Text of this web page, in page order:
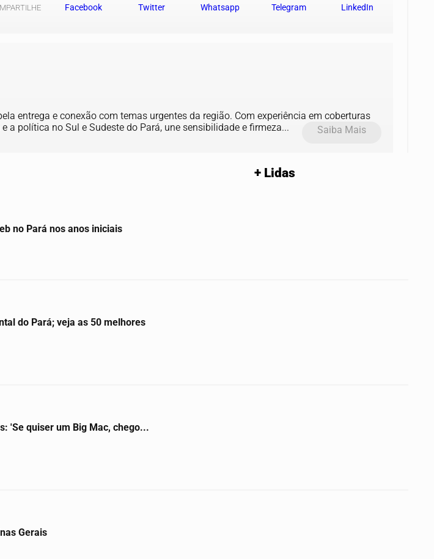
Facebook Twitter Whatsapp Telegram LinkedIn
entrega e conexão com temas urgentes da região. Com experiência em coberturas
a política no Sul e Sudeste do Pará, une sensibilidade e firmeza...
Saiba Mais
+ Lidas
no Pará nos anos iniciais
do Pará; veja as 50 melhores
'Se quiser um Big Mac, chego...
Gerais